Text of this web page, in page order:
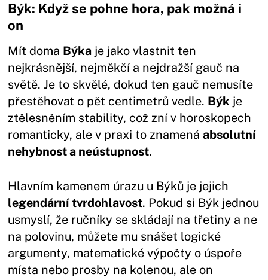
Býk: Když se pohne hora, pak možná i
on
Mít doma Býka je jako vlastnit ten
nejkrásnější, nejměkčí a nejdražší gauč na
světě. Je to skvělé, dokud ten gauč nemusíte
přestěhovat o pět centimetrů vedle. Býk je
ztělesněním stability, což zní v horoskopech
romanticky, ale v praxi to znamenáabsolutní
nehybnost a neústupnost.
Hlavním kamenem úrazu u Býků je jejich
legendární tvrdohlavost. Pokud si Býk jednou
usmyslí, že ručníky se skládají na třetiny a ne
na polovinu, můžete mu snášet logické
argumenty, matematické výpočty o úspoře
místa nebo prosby na kolenou, ale on